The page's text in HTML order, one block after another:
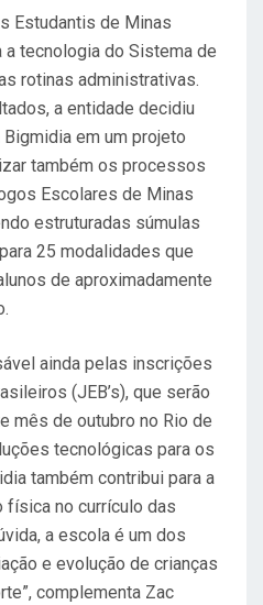
Estudantis de Minas
a tecnologia do Sistema de
rotinas administrativas.
a entidade decidiu
em um projeto
também os processos
Escolares de Minas
estruturadas súmulas
25 modalidades que
de aproximadamente
ainda pelas inscrições
(JEB’s), que serão
mês de outubro no Rio de
tecnológicas para os
também contribui para a
física no currículo das
a escola é um dos
e evolução de crianças
complementa Zac